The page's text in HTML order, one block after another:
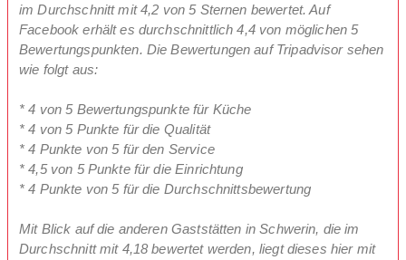
im Durchschnitt mit 4,2 von 5 Sternen bewertet. Auf
Facebook erhält es durchschnittlich 4,4 von möglichen 5
Bewertungspunkten. Die Bewertungen auf Tripadvisor sehen
wie folgt aus:
* 4 von 5 Bewertungspunkte für Küche
* 4 von 5 Punkte für die Qualität
* 4 Punkte von 5 für den Service
* 4,5 von 5 Punkte für die Einrichtung
* 4 Punkte von 5 für die Durchschnittsbewertung
Mit Blick auf die anderen Gaststätten in Schwerin, die im
Durchschnitt mit 4,18 bewertet werden, liegt dieses hier mit